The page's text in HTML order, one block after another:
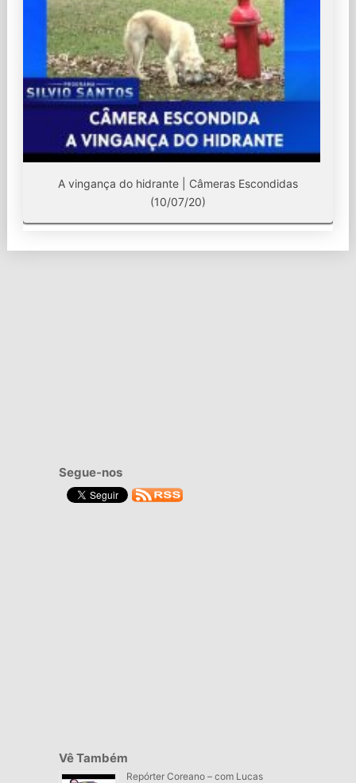
A vingança do hidrante | Câmeras Escondidas
(10/07/20)
Segue-nos
Vê Também
Repórter Coreano – com Lucas